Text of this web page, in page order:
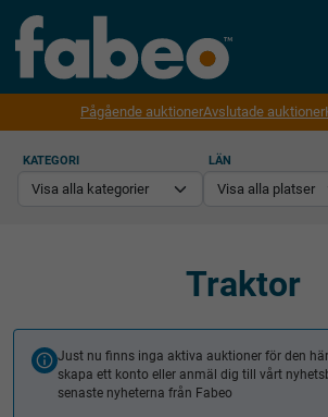
Pågående auktionerAvslutade auktioner
KATEGORI LÄN
Traktor
Just nu finns inga aktiva auktioner för den
skapa ett konto eller anmäl dig till vårt
senaste nyheterna från Fabeo